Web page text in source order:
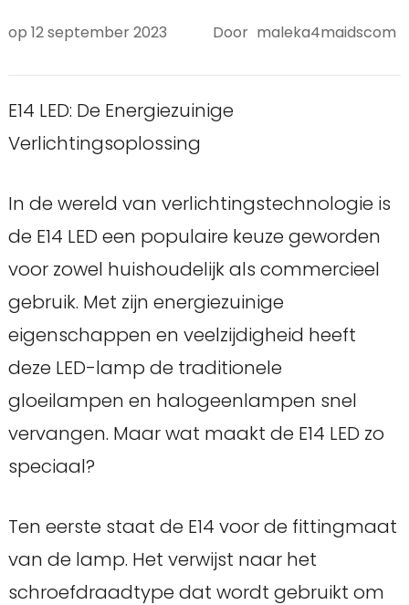
op 12 september 2023 Door maleka4maidscom
E14 LED: De Energiezuinige
Verlichtingsoplossing
In de wereld van verlichtingstechnologie is
de E14 LED een populaire keuze geworden
voor zowel huishoudelijk als commercieel
gebruik. Met zijn energiezuinige
eigenschappen en veelzijdigheid heeft
deze LED-lamp de traditionele
gloeilampen en halogeenlampen snel
vervangen. Maar wat maakt de E14 LED zo
speciaal?
Ten eerste staat de E14 voor de fittingmaat
van de lamp. Het verwijst naar het
schroefdraadtype dat wordt gebruikt om